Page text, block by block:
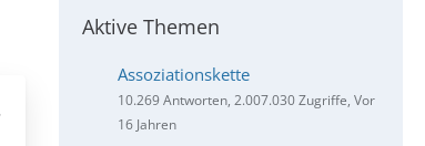
Aktive Themen
Assoziationskette
10.269 Antworten, 2.007.030 Zugriffe, Vor
16 Jahren